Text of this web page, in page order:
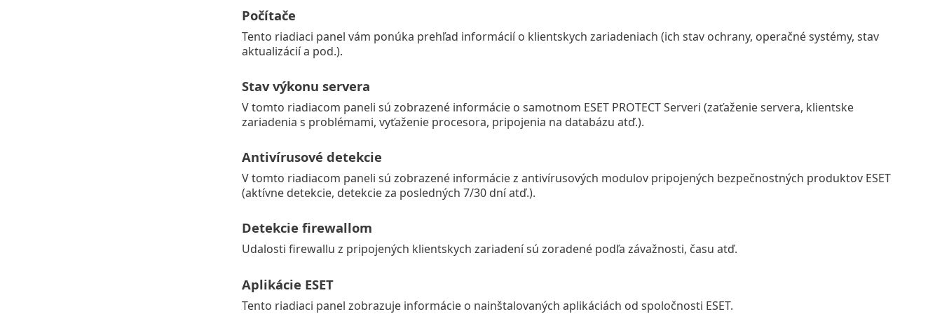
Počítače
Tento riadiaci panel vám ponúka prehľad informácií o klientskych zariadeniach (ich stav ochrany, operačné systémy, stav
aktualizácií a pod.).
Stav výkonu servera
V tomto riadiacom paneli sú zobrazené informácie o samotnom ESET PROTECT Serveri (zaťaženie servera, klientske
zariadenia s problémami, vyťaženie procesora, pripojenia na databázu atď.).
Antivírusové detekcie
V tomto riadiacom paneli sú zobrazené informácie z antivírusových modulov pripojených bezpečnostných produktov ESET
(aktívne detekcie, detekcie za posledných 7/30 dní atď.).
Detekcie firewallom
Udalosti firewallu z pripojených klientskych zariadení sú zoradené podľa závažnosti, času atď.
Aplikácie ESET
Tento riadiaci panel zobrazuje informácie o nainštalovaných aplikáciách od spoločnosti ESET.